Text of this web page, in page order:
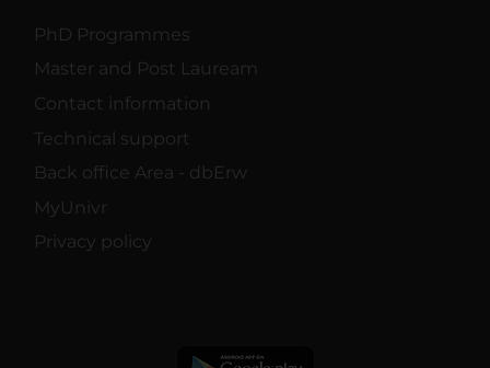
PhD Programmes
Master and Post Lauream
Contact information
Technical support
Back office Area - dbErw
MyUnivr
Privacy policy